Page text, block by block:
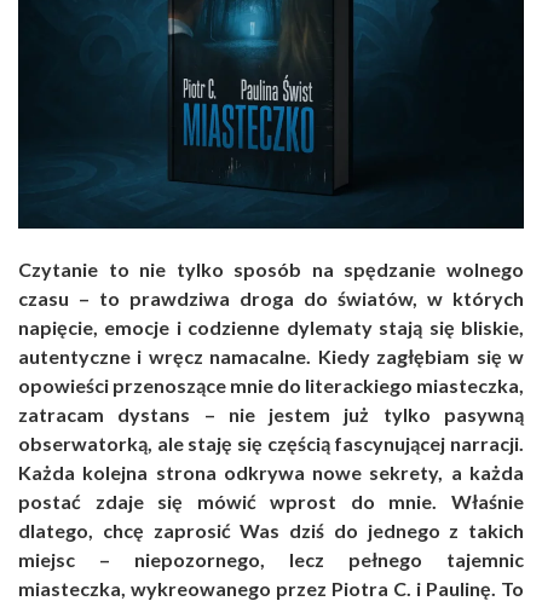
Czytanie to nie tylko sposób na spędzanie wolnego
czasu – to prawdziwa droga do światów, w których
napięcie, emocje i codzienne dylematy stają się bliskie,
autentyczne i wręcz namacalne. Kiedy zagłębiam się w
opowieści przenoszące mnie do literackiego miasteczka,
zatracam dystans – nie jestem już tylko pasywną
obserwatorką, ale staję się częścią fascynującej narracji.
Każda kolejna strona odkrywa nowe sekrety, a każda
postać zdaje się mówić wprost do mnie. Właśnie
dlatego, chcę zaprosić Was dziś do jednego z takich
miejsc – niepozornego, lecz pełnego tajemnic
miasteczka, wykreowanego przez Piotra C. i Paulinę. To